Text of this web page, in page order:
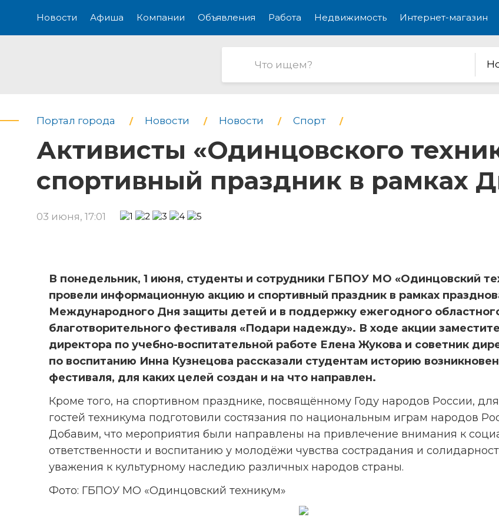
Новости Афиша Компании Объявления Работа Недвижимость Интернет-магазин
Портал города Новости Новости Спорт
Активисты «Одинцовского
спортивный праздник в рамках
03 июня, 17:01
В понедельник, 1 июня, студенты и сотрудники ГБПОУ МО «Одинцовский
провели информационную акцию и спортивный праздник в рамках
Международного Дня защиты детей и в поддержку ежегодного
благотворительного фестиваля «Подари надежду». В ходе акции
директора по учебно-воспитательной работе Елена Жукова и советник
по воспитанию Инна Кузнецова рассказали студентам историю
фестиваля, для каких целей создан и на что направлен.
Кроме того, на спортивном празднике, посвящённому Году народов России,
гостей техникума подготовили состязания по национальным играм народов
Добавим, что мероприятия были направлены на привлечение внимания к
ответственности и воспитанию у молодёжи чувства сострадания и
уважения к культурному наследию различных народов страны.
Фото: ГБПОУ МО «Одинцовский техникум»